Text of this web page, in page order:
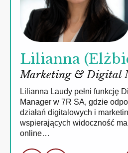
Lilianna
Marketing & Digital
Lilianna Laudy pełni funkcję
Manager w 7R SA, gdzie
działań digitalowych i
wspierających widoczność
online…